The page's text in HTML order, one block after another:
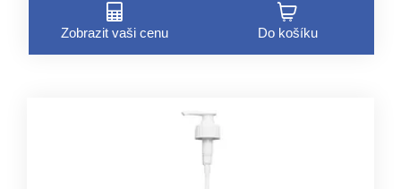
Zobrazit vaši cenu Do košíku